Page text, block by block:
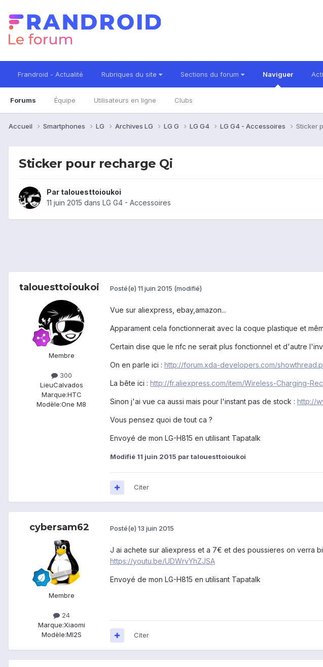
Frandroid - Actualité Rubriques du site Sections du forum Naviguer
Forums Équipe Utilisateurs en ligne Clubs
Accueil Smartphones LG Archives LG LG G LG G4 LG G4 - Accessoires Sticker
Sticker pour recharge Qi
Par talouesttoioukoi
11 juin 2015 dans LG G4 - Accessoires
talouesttoioukoi
Membre
300
LieuCalvados
Marque:HTC
Modèle:One M8
Posté(e) 11 juin 2015 (modifié)
Vue sur aliexpress, ebay,amazon...
Apparament cela fonctionnerait avec la coque plastique et
Certain dise que le nfc ne serait plus fonctionnel et d'autre
On en parle ici : http://forum.xda-developers.com/
La bête ici : http://fr.aliexpress.com/item/Wireless-Charging-
Sinon j'ai vue ca aussi mais pour l'instant pas de stock : http://
Vous pensez quoi de tout ca ?
Envoyé de mon LG-H815 en utilisant Tapatalk
Modifié 11 juin 2015 par talouesttoioukoi
Citer
cybersam62
Membre
24
Marque:Xiaomi
Modèle:MI2S
Posté(e) 13 juin 2015
J ai achete sur aliexpress et a 7€ et des poussieres on verra
https://youtu.be/UDWrvYhZJSA
Envoyé de mon LG-H815 en utilisant Tapatalk
Citer